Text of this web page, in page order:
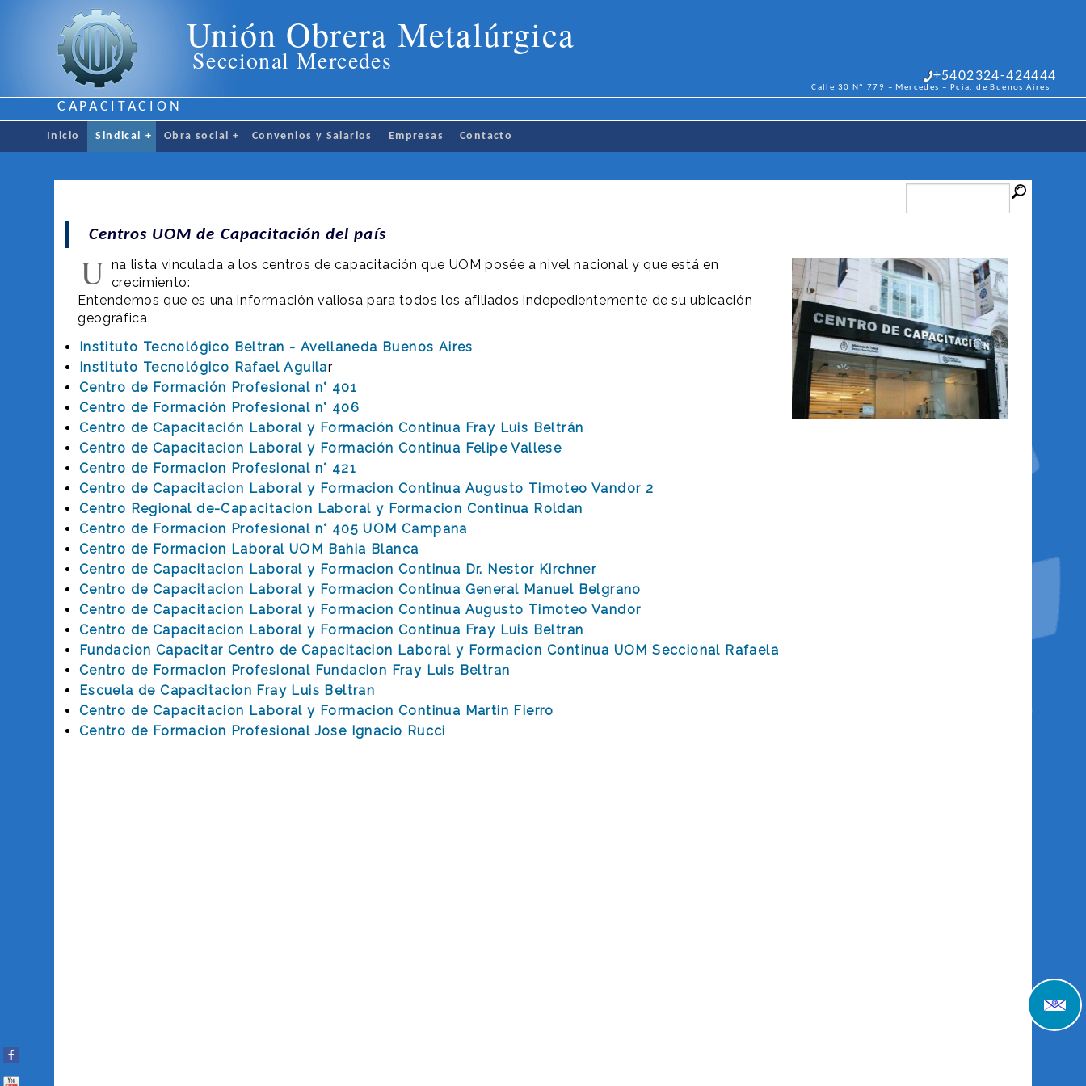
Unión Obrera Metalúrgica
Seccional Mercedes
+5402324-424444
Calle 30 Nº 779 – Mercedes – Pcia. de Buenos Aires
CAPACITACION
Inicio Sindical + Obra social + Convenios y Salarios Empresas Contacto
Centros UOM de Capacitación del país
U na lista vinculada a los centros de capacitación que UOM posée a nivel nacional y que está en
crecimiento:
Entendemos que es una información valiosa para todos los afiliados indepedientemente de su ubicación
geográfica.
Instituto Tecnológico Beltran - Avellaneda Buenos Aires
Instituto Tecnológico Rafael Aguilar
Centro de Formación Profesional n° 401
Centro de Formación Profesional n° 406
Centro de Capacitación Laboral y Formación Continua Fray Luis Beltrán
Centro de Capacitacion Laboral y Formación Continua Felipe Vallese
Centro de Formacion Profesional n° 421
Centro de Capacitacion Laboral y Formacion Continua Augusto Timoteo Vandor 2
Centro Regional de-Capacitacion Laboral y Formacion Continua Roldan
Centro de Formacion Profesional n° 405 UOM Campana
Centro de Formacion Laboral UOM Bahia Blanca
Centro de Capacitacion Laboral y Formacion Continua Dr. Nestor Kirchner
Centro de Capacitacion Laboral y Formacion Continua General Manuel Belgrano
Centro de Capacitacion Laboral y Formacion Continua Augusto Timoteo Vandor
Centro de Capacitacion Laboral y Formacion Continua Fray Luis Beltran
Fundacion Capacitar Centro de Capacitacion Laboral y Formacion Continua UOM Seccional Rafaela
Centro de Formacion Profesional Fundacion Fray Luis Beltran
Escuela de Capacitacion Fray Luis Beltran
Centro de Capacitacion Laboral y Formacion Continua Martin Fierro
Centro de Formacion Profesional Jose Ignacio Rucci